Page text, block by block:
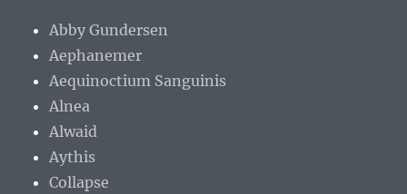
Abby Gundersen
Aephanemer
Aequinoctium Sanguinis
Alnea
Alwaid
Aythis
Collapse